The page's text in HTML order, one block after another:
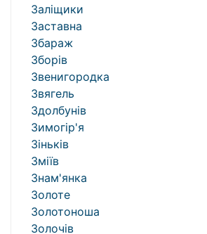
Заліщики
Заставна
Збараж
Зборів
Звенигородка
Звягель
Здолбунів
Зимогір'я
Зіньків
Зміїв
Знам'янка
Золоте
Золотоноша
Золочів